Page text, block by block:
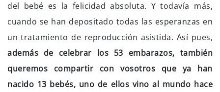
del bebé es la felicidad absoluta. Y todavía más,
cuando se han depositado todas las esperanzas en
un tratamiento de reproducción asistida. Así pues,
además de celebrar los 53 embarazos, también
queremos compartir con vosotros que ya han
nacido 13 bebés, uno de ellos vino al mundo hace